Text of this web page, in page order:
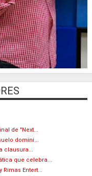
de "Next...
domini...
clausura...
que celebra...
Entert...